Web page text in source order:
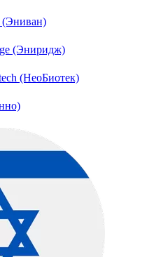
(Эниван)
(Эниридж)
(НеоБиотек)